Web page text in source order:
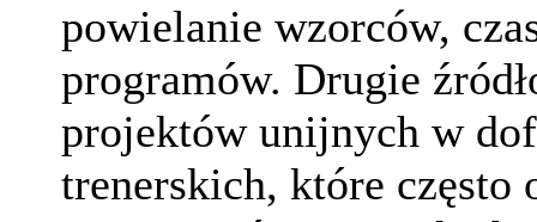
powielanie wzorców,
programów. Drugie
projektów unijnych w
trenerskich, które często